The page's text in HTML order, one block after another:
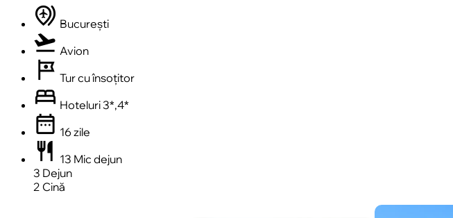
multiple_airports București
flight_takeoff Avion
tour Tur cu însoțitor
bed Hoteluri 3*,4*
date_range 16 zile
restaurant 13 Mic dejun
3 Dejun
2 Cină